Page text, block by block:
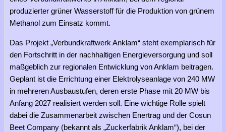
produzierter grüner Wasserstoff für die Produktion von grünem
Methanol zum Einsatz kommt.
Das Projekt „Verbundkraftwerk Anklam“ steht exemplarisch für
den Fortschritt in der nachhaltigen Energieversorgung und soll
maßgeblich zur regionalen Entwicklung von Anklam beitragen.
Geplant ist die Errichtung einer Elektrolyseanlage von 240 MW
in mehreren Ausbaustufen, deren erste Phase mit 20 MW bis
Anfang 2027 realisiert werden soll. Eine wichtige Rolle spielt
dabei die Zusammenarbeit zwischen Enertrag und der Cosun
Beet Company (bekannt als „Zuckerfabrik Anklam“), bei der